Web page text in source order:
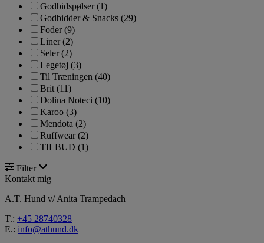
Godbidspølser (1)
Godbidder & Snacks (29)
Foder (9)
Liner (2)
Seler (2)
Legetøj (3)
Til Træningen (40)
Brit (11)
Dolina Noteci (10)
Karoo (3)
Mendota (2)
Ruffwear (2)
TILBUD (1)
Filter
Kontakt mig
A.T. Hund v/ Anita Trampedach
T.: +45 28740328
E.: info@athund.dk